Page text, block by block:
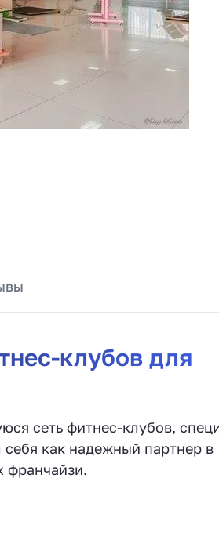
клубов для
сеть фитнес-клубов,
как надежный партнер в
франчайзи.